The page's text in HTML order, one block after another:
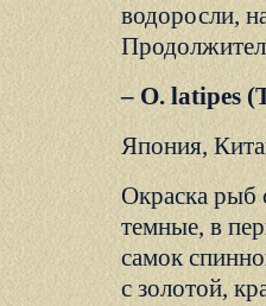
водоросли,
– О. latipes
Япония,
Окраска рыб
темные, в
самок
с золотой,